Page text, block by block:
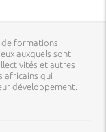
de formations
auxquels sont
et autres
africains qui
développement.